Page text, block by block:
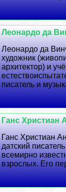
Леонардо да
Леонардо да
художник
архитектор) и
писатель и
Ганс Христиан
Ганс Христиан
датский
всемирно
взрослых. Его